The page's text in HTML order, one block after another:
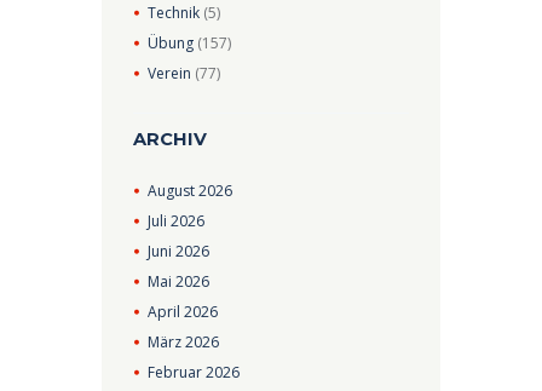
Technik (5)
Übung (157)
Verein (77)
ARCHIV
August2026
Juli2026
Juni2026
Mai2026
April2026
März2026
Februar2026